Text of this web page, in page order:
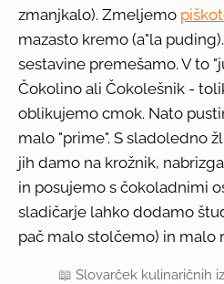
zmanjkalo). Zmeljemo
mazasto kremo (a"la
sestavine premešamo. V to
Čokolino ali Čokolešnik -
oblikujemo cmok. Nato
malo "prime". S sladoledno
jih damo na krožnik,
in posujemo s čokoladnimi
sladičarje lahko dodamo
pač malo stolčemo) in malo
📖Slovarček kulinaričnih